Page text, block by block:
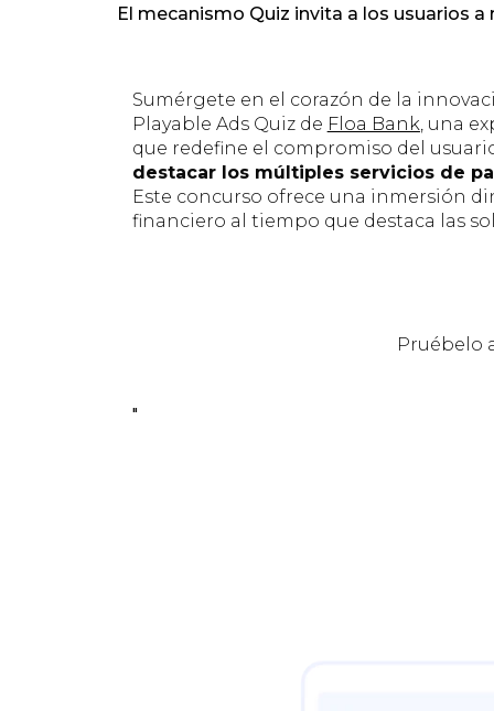
El mecanismo Quiz invita a los usuarios
Sumérgete en el corazón de la
Playable Ads Quiz de Floa Bank , una
que redefine el compromiso del
destacar los múltiples servicios de
Este concurso ofrece una inmersión
financiero al tiempo que destaca las
Pruébelo
"